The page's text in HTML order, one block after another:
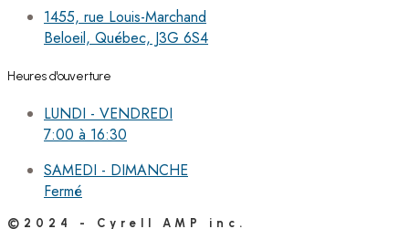
1455, rue Louis-Marchand
Beloeil, Québec, J3G 6S4
Heures d'ouverture
LUNDI - VENDREDI
7:00 à 16:30
SAMEDI - DIMANCHE
Fermé
©2024 - Cyrell AMP inc.